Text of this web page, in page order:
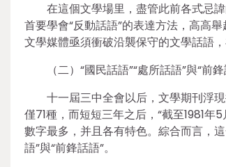
在這個文學場里，盡管此前各式忌
首要學會“反動話語”的表達方法，高高
文學媒體亟須衝破沿襲保守的文學話語
（二）“國民話語”“處所話語”與“前
十一屆三中全會以后，文學期刊浮
僅71種，而短短三年之后，“截至1981
數字最多，并且各有特色。綜合而言，
語”與“前鋒話語”。